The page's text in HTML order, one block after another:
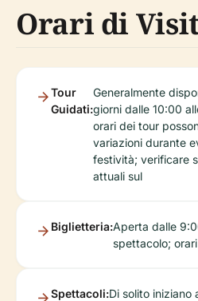
Orari di
Tour
Guidati:
Generalmente
giorni dalle 10:00
orari dei tour
variazioni durante
festività; verificare
attuali sul
Biglietteria:Aperta dalle
spettacolo;
Spettacoli:Di solito iniziano